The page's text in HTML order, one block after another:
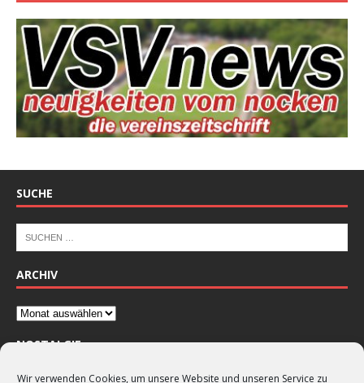
Wir verwenden Cookies, um unsere Website und unseren Service zu
SUCHE
ARCHIV
NOSTALGIE